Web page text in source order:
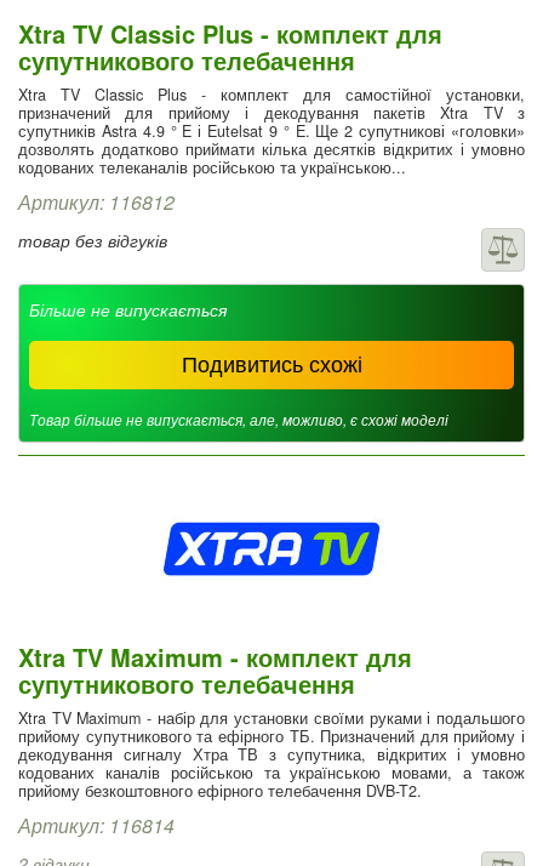
Xtra TV Classic Plus - комплект для
супутникового телебачення
Xtra TV Classic Plus - комплект для самостійної установки,
призначений для прийому і декодування пакетів Xtra TV з
супутників Astra 4.9 ° E і Eutelsat 9 ° E. Ще 2 супутникові «головки»
дозволять додатково приймати кілька десятків відкритих і умовно
кодованих телеканалів російською та українською...
Артикул: 116812
товар без відгуків
Більше не випускається
Подивитись схожі
Товар більше не випускається, але, можливо, є схожі моделі
Xtra TV Maximum - комплект для
супутникового телебачення
Xtra TV Maximum - набір для установки своїми руками і подальшого
прийому супутникового та ефірного ТБ. Призначений для прийому і
декодування сигналу Хтра ТВ з супутника, відкритих і умовно
кодованих каналів російською та українською мовами, а також
прийому безкоштовного ефірного телебачення DVB-T2.
Артикул: 116814